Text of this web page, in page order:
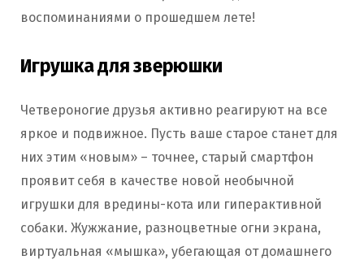
воспоминаниями о прошедшем лете!
Игрушка для зверюшки
Четвероногие друзья активно реагируют на все
яркое и подвижное. Пусть ваше старое станет для
них этим «новым» – точнее, старый смартфон
проявит себя в качестве новой необычной
игрушки для вредины-кота или гиперактивной
собаки. Жужжание, разноцветные огни экрана,
виртуальная «мышка», убегающая от домашнего